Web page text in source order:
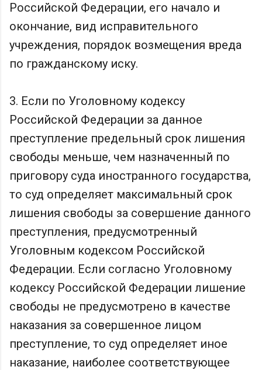
Российской Федерации, его начало и
окончание, вид исправительного
учреждения, порядок возмещения вреда
по гражданскому иску.
3. Если по Уголовному кодексу
Российской Федерации за данное
преступление предельный срок лишения
свободы меньше, чем назначенный по
приговору суда иностранного государства,
то суд определяет максимальный срок
лишения свободы за совершение данного
преступления, предусмотренный
Уголовным кодексом Российской
Федерации. Если согласно Уголовному
кодексу Российской Федерации лишение
свободы не предусмотрено в качестве
наказания за совершенное лицом
преступление, то суд определяет иное
наказание, наиболее соответствующее